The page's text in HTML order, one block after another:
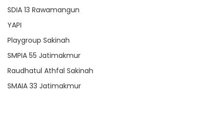
SDIA 13 Rawamangun
YAPI
Playgroup Sakinah
SMPIA 55 Jatimakmur
Raudhatul Athfal Sakinah
SMAIA 33 Jatimakmur